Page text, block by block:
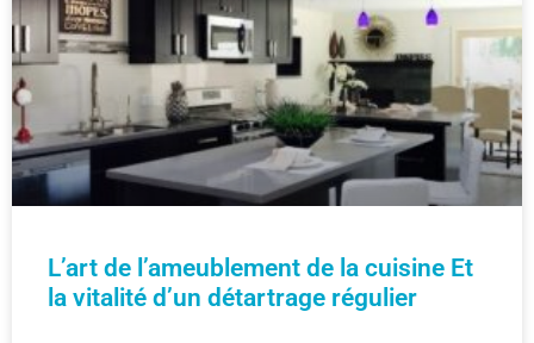
L’art de l’ameublement de la cuisine Et
la vitalité d’un détartrage régulier